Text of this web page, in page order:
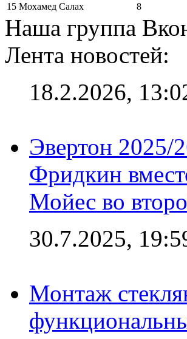
15 Мохамед Салах 8
Наша группа
Лента новостей:
18.2.2026,
Эвертон 2025/
Фридкин
Мойес во
30.7.2025,
Монтаж